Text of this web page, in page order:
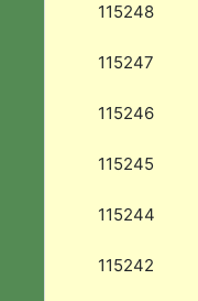
115248
115247
115246
115245
115244
115242